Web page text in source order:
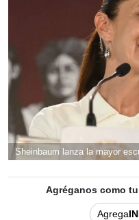
Sheinbaum lanza la mayor
Agréganos como
Agrega